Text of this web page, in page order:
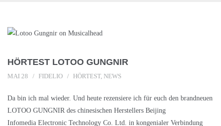
HÖRTEST LOTOO GUNGNIR
MAI 28 FIDELIO HÖRTEST, NEWS
Da bin ich mal wieder. Und heute rezensiere ich für euch den brandneuen
LOTOO GUNGNIR des chinesischen Herstellers Beijing
Infomedia Electronic Technology Co. Ltd. in kongenialer Verbindung